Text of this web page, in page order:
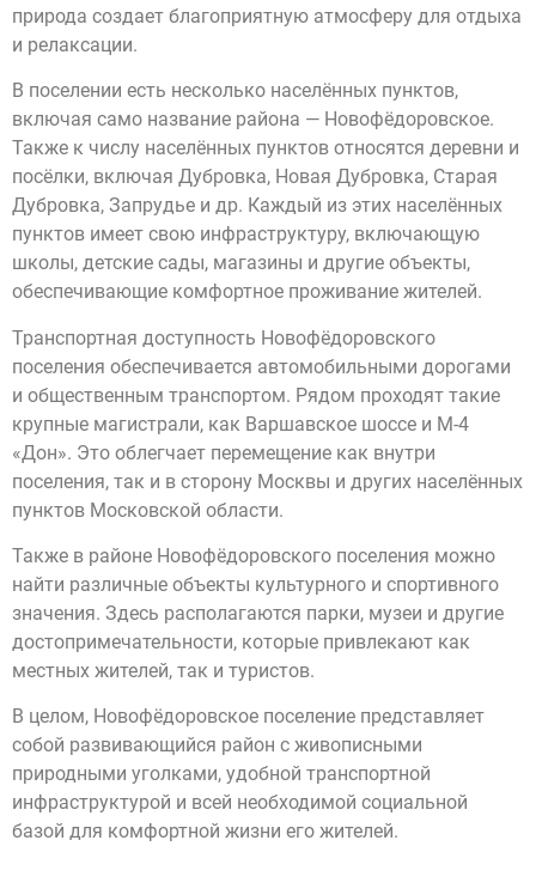
природа создает благоприятную атмосферу для отдыха
и релаксации.
В поселении есть несколько населённых пунктов,
включая само название района — Новофёдоровское.
Также к числу населённых пунктов относятся деревни и
посёлки, включая Дубровка, Новая Дубровка, Старая
Дубровка, Запрудье и др. Каждый из этих населённых
пунктов имеет свою инфраструктуру, включающую
школы, детские сады, магазины и другие объекты,
обеспечивающие комфортное проживание жителей.
Транспортная доступность Новофёдоровского
поселения обеспечивается автомобильными дорогами
и общественным транспортом. Рядом проходят такие
крупные магистрали, как Варшавское шоссе и М-4
«Дон». Это облегчает перемещение как внутри
поселения, так и в сторону Москвы и других населённых
пунктов Московской области.
Также в районе Новофёдоровского поселения можно
найти различные объекты культурного и спортивного
значения. Здесь располагаются парки, музеи и другие
достопримечательности, которые привлекают как
местных жителей, так и туристов.
В целом, Новофёдоровское поселение представляет
собой развивающийся район с живописными
природными уголками, удобной транспортной
инфраструктурой и всей необходимой социальной
базой для комфортной жизни его жителей.